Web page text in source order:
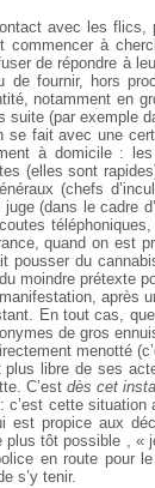
avec les flics,
commencer à
de répondre à
de fournir, hors
notamment en
suite (par exemple
se fait avec une
à domicile :
(elles sont
(chefs
(dans le cadre
quand on est
pousser du
moindre prétexte
après
En tout cas,
de gros
menotté
plus libre de ses
C’est dès cet
c’est cette situation
est propice aux
plus tôt possible , «
en route pour
s’y tenir.